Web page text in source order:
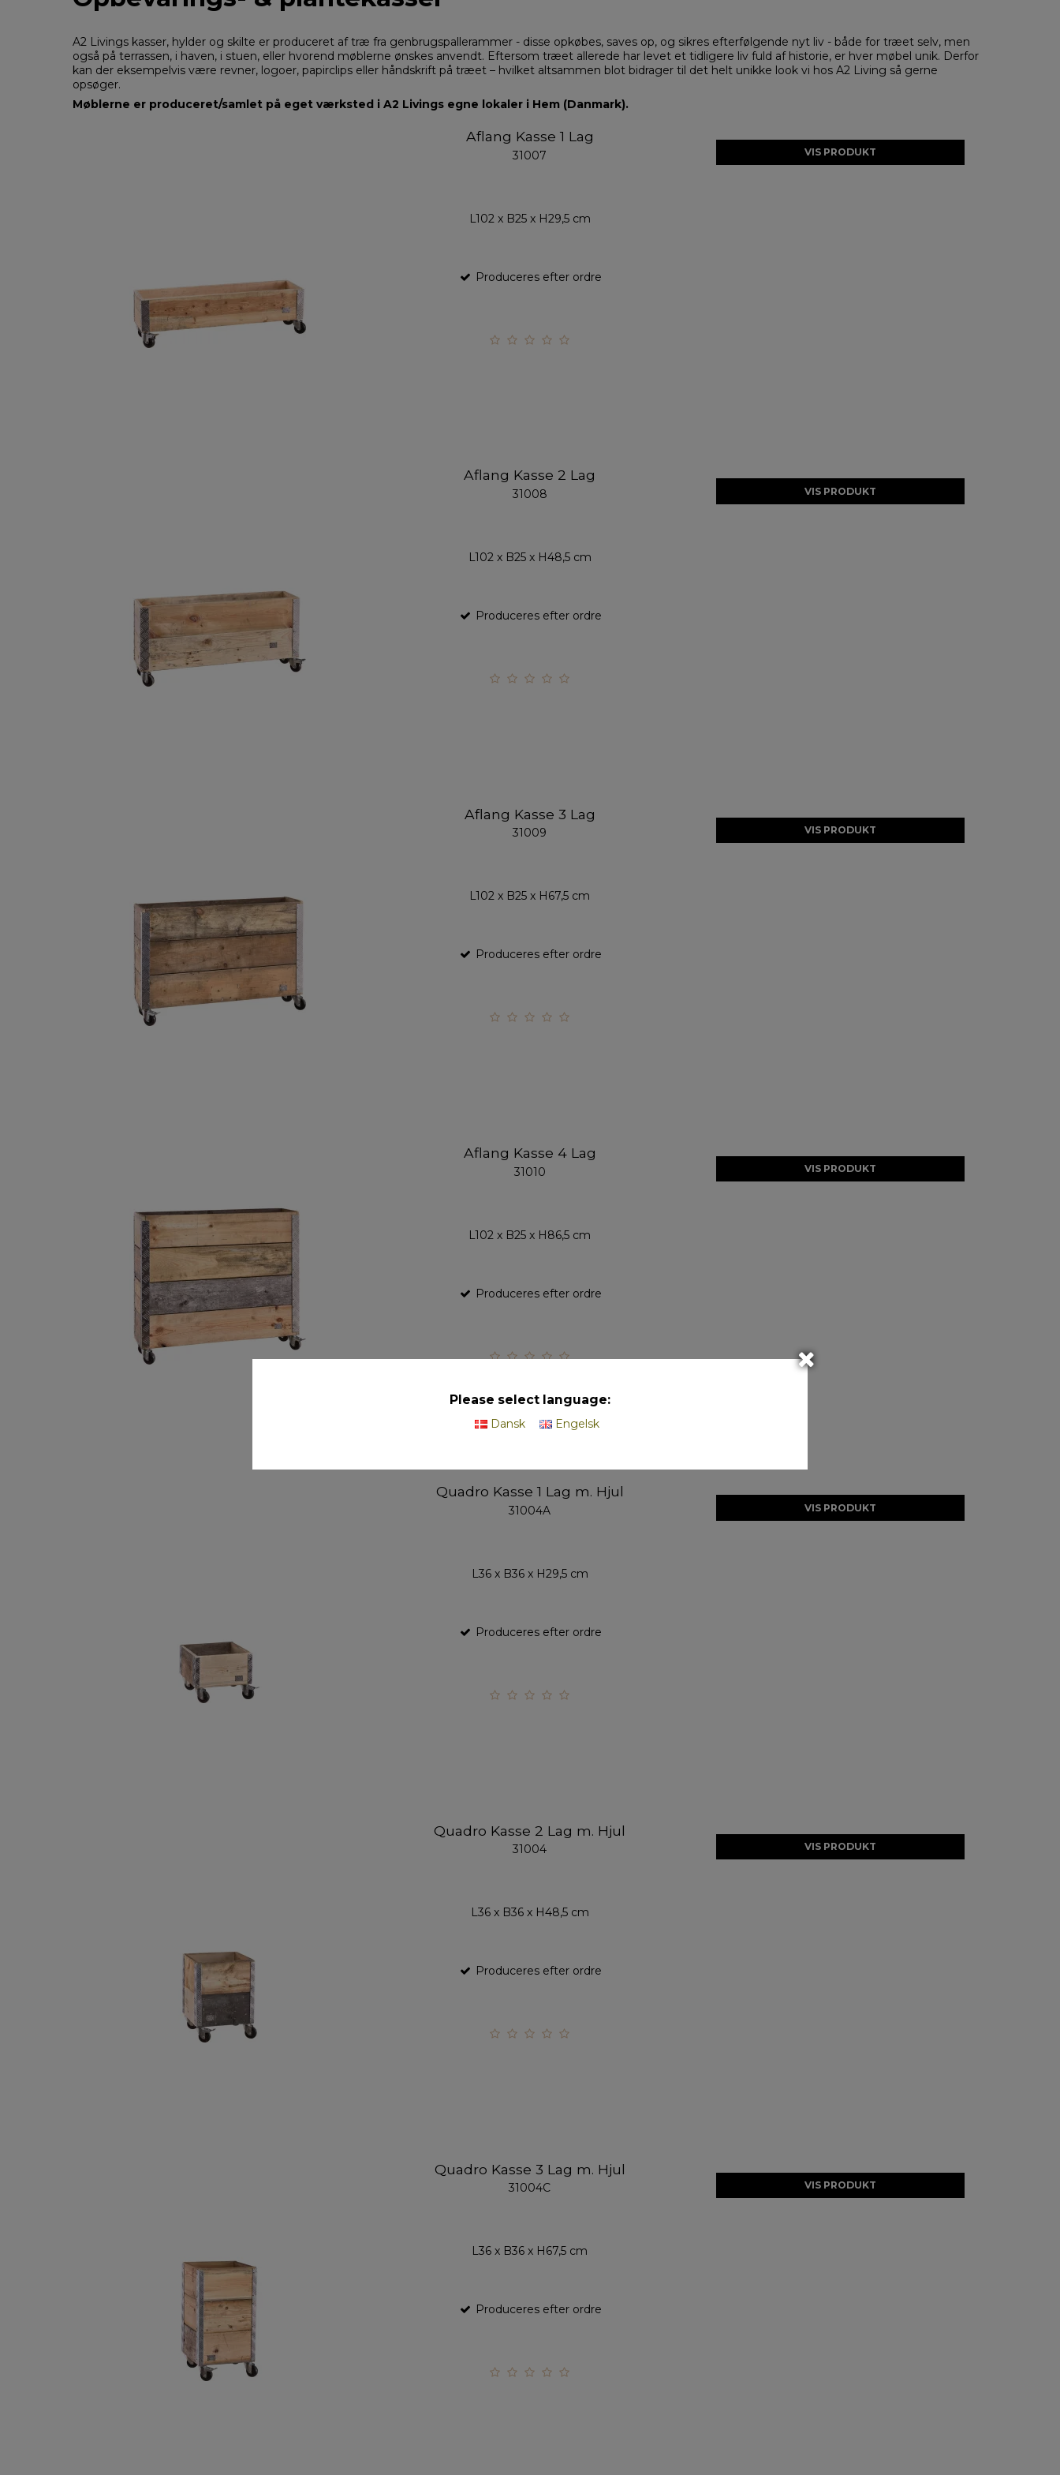
A2 Livings kasser, hylder og skilte er produceret af træ fra genbrugspallerammer - disse opkøbes, saves op, og sikres efterfølgende nyt liv - både for træet selv, men
også på terrassen, i haven, i stuen, eller hvorend møblerne ønskes anvendt. Eftersom træet allerede har levet et tidligere liv fuld af historie, er hver møbel unik. Derfor
kan der eksempelvis være revner, logoer, papirclips eller håndskrift på træet – hvilket altsammen blot bidrager til det helt unikke look vi hos A2 Living så gerne
opsøger.
Møblerne er produceret/samlet på eget værksted i A2 Livings egne lokaler i Hem (Danmark).
Aflang Kasse 1 Lag
31007
L102 x B25 x H29,5 cm
Produceres efter ordre
VIS PRODUKT
Aflang Kasse 2 Lag
31008
L102 x B25 x H48,5 cm
Produceres efter ordre
VIS PRODUKT
Aflang Kasse 3 Lag
31009
L102 x B25 x H67,5 cm
Produceres efter ordre
VIS PRODUKT
Aflang Kasse 4 Lag
31010
L102 x B25 x H86,5 cm
Produceres efter ordre
VIS PRODUKT
Quadro Kasse 1 Lag m. Hjul
31004A
L36 x B36 x H29,5 cm
Produceres efter ordre
VIS PRODUKT
Quadro Kasse 2 Lag m. Hjul
31004
L36 x B36 x H48,5 cm
Produceres efter ordre
VIS PRODUKT
Quadro Kasse 3 Lag m. Hjul
31004C
L36 x B36 x H67,5 cm
Produceres efter ordre
VIS PRODUKT
Please select language:
Dansk Engelsk